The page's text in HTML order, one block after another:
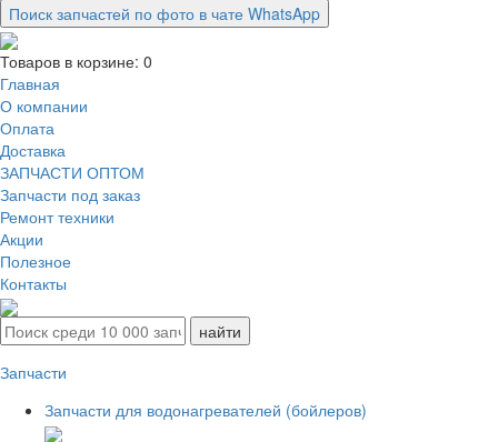
Поиск запчастей по фото в чате WhatsApp
Товаров в корзине: 0
Главная
О компании
Оплата
Доставка
ЗАПЧАСТИ ОПТОМ
Запчасти под заказ
Ремонт техники
Акции
Полезное
Контакты
Запчасти
Запчасти для водонагревателей (бойлеров)